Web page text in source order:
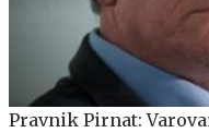
Pravnik Pirnat: